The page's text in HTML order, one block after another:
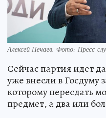
Алексей Нечаев. Фото: Пресс-
Сейчас партия идет
уже внесли в Госдуму
которому пересдать
предмет, а два или